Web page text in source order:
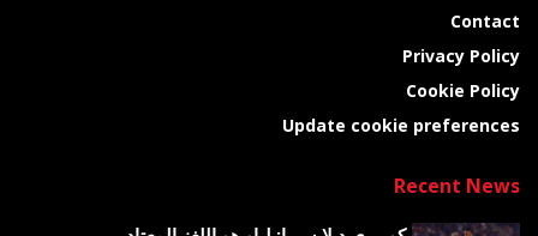
Contact
Privacy Policy
Cookie Policy
Update cookie preferences
Recent News